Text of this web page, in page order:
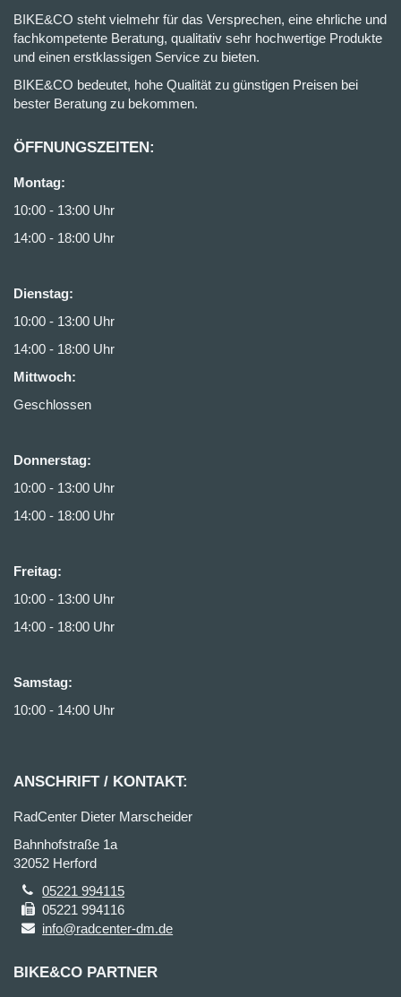
BIKE&CO steht vielmehr für das Versprechen, eine ehrliche und
fachkompetente Beratung, qualitativ sehr hochwertige Produkte
und einen erstklassigen Service zu bieten.
BIKE&CO bedeutet, hohe Qualität zu günstigen Preisen bei
bester Beratung zu bekommen.
ÖFFNUNGSZEITEN:
Montag:
10:00 - 13:00 Uhr
14:00 - 18:00 Uhr
Dienstag:
10:00 - 13:00 Uhr
14:00 - 18:00 Uhr
Mittwoch:
Geschlossen
Donnerstag:
10:00 - 13:00 Uhr
14:00 - 18:00 Uhr
Freitag:
10:00 - 13:00 Uhr
14:00 - 18:00 Uhr
Samstag:
10:00 - 14:00 Uhr
ANSCHRIFT / KONTAKT:
RadCenter Dieter Marscheider
Bahnhofstraße 1a
32052 Herford
05221 994115
05221 994116
info@radcenter-dm.de
BIKE&CO PARTNER